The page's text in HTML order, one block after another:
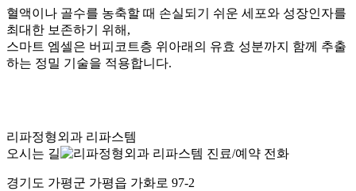
혈액이나 골수를 농축할 때 손실되기 쉬운 세포와 성장인자를
최대한 보존하기 위해,
스마트 엠셀은 버피코트층 위아래의 유효 성분까지 함께 추출
하는 정밀 기술을 적용합니다.
리파정형외과 리파스템
오시는 길
경기도 가평군 가평읍 가화로 97-2